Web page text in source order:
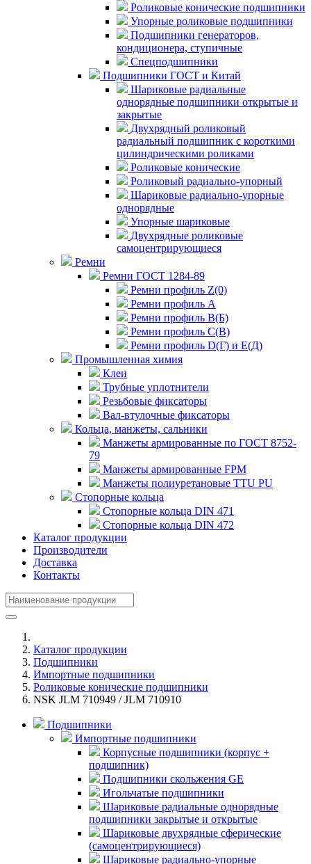
Роликовые конические подшипники
Упорные роликовые подшипники
Подшипники генераторов,
кондиционера, ступичные
Спецподшипники
Подшипники ГОСТ и Китай
Шариковые радиальные
однорядные подшипники открытые и
закрытые
Двухрядный роликовый
радиальный подшипник с короткими
цилиндрическими роликами
Роликовые конические
Роликовый радиально-упорный
Шариковые радиально-упорные
однорядные
Упорные шариковые
Двухрядные роликовые
самоцентрирующиеся
Ремни
Ремни ГОСТ 1284-89
Ремни профиль Z(0)
Ремни профиль А
Ремни профиль В(Б)
Ремни профиль С(В)
Ремни профиль D(Г) и E(Д)
Промышленная химия
Клеи
Трубные уплотнители
Резьбовые фиксаторы
Вал-втулочные фиксаторы
Кольца, манжеты, сальники
Манжеты армированные по ГОСТ 8752-
79
Манжеты армированные FPM
Манжеты полиуретановые TTU PU
Стопорные кольца
Стопорные кольца DIN 471
Стопорные кольца DIN 472
Каталог продукции
Производители
Доставка
Контакты
Каталог продукции
Подшипники
Импортные подшипники
Роликовые конические подшипники
NSK JLM 710949 / JLM 710910
Подшипники
Импортные подшипники
Корпусные подшипники (корпус +
подшипник)
Подшипники скольжения GE
Игольчатые подшипники
Шариковые радиальные однорядные
подшипники закрытые и открытые
Шариковые двухрядные сферические
(самоцентрирующиеся)
Шариковые радиально-упорные